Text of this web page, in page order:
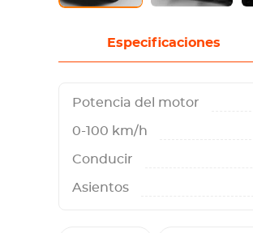
Especificaciones
Potencia del motor
0-100 km/h
Conducir
Asientos